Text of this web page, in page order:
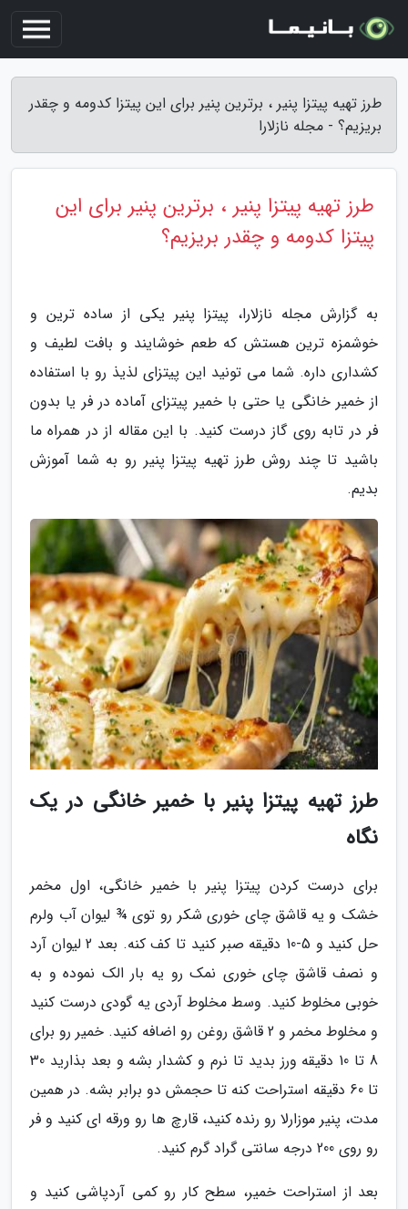
طرز تهیه پیتزا پنیر ، برترین پنیر برای این پیتزا کدومه و چقدر
بریزیم؟ - مجله نازلارا
طرز تهیه پیتزا پنیر ، برترین پنیر برای این
پیتزا کدومه و چقدر بریزیم؟
به گزارش مجله نازلارا، پیتزا پنیر یکی از ساده ترین و
خوشمزه ترین هستش که طعم خوشایند و بافت لطیف و
کشداری داره. شما می تونید این پیتزای لذیذ رو با استفاده
از خمیر خانگی یا حتی با خمیر پیتزای آماده در فر یا بدون
فر در تابه روی گاز درست کنید. با این مقاله از در همراه ما
باشید تا چند روش طرز تهیه پیتزا پنیر رو به شما آموزش
بدیم.
طرز تهیه پیتزا پنیر با خمیر خانگی در یک
نگاه
برای درست کردن پیتزا پنیر با خمیر خانگی، اول مخمر
خشک و یه قاشق چای خوری شکر رو توی ¾ لیوان آب ولرم
حل کنید و 5-10 دقیقه صبر کنید تا کف کنه. بعد 2 لیوان آرد
و نصف قاشق چای خوری نمک رو یه بار الک نموده و به
خوبی مخلوط کنید. وسط مخلوط آردی یه گودی درست کنید
و مخلوط مخمر و 2 قاشق روغن رو اضافه کنید. خمیر رو برای
8 تا 10 دقیقه ورز بدید تا نرم و کشدار بشه و بعد بذارید 30
تا 60 دقیقه استراحت کنه تا حجمش دو برابر بشه. در همین
مدت، پنیر موزارلا رو رنده کنید، قارچ ها رو ورقه ای کنید و فر
رو روی 200 درجه سانتی گراد گرم کنید.
بعد از استراحت خمیر، سطح کار رو کمی آردپاشی کنید و